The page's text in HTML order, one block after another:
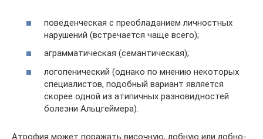
поведенческая с преобладанием личностных
нарушений (встречается чаще всего);
аграмматическая (семантическая);
логопенический (однако по мнению некоторых
специалистов, подобный вариант является
скорее одной из атипичных разновидностей
болезни Альцгеймера).
Атрофия может поражать височную, лобную или лобно-